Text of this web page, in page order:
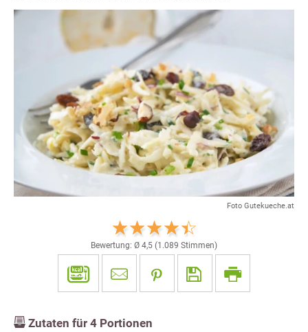
Foto Gutekueche.at
Bewertung: Ø 4,5 (1.089 Stimmen)
Zutaten für 4 Portionen